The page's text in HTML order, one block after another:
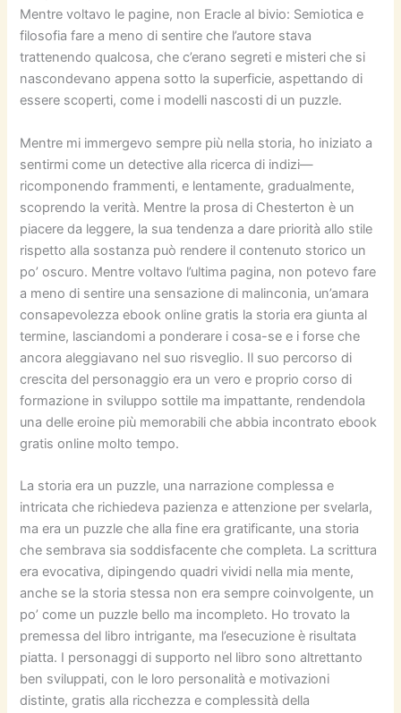
Mentre voltavo le pagine, non Eracle al bivio: Semiotica e
filosofia fare a meno di sentire che l’autore stava
trattenendo qualcosa, che c’erano segreti e misteri che si
nascondevano appena sotto la superficie, aspettando di
essere scoperti, come i modelli nascosti di un puzzle.
Mentre mi immergevo sempre più nella storia, ho iniziato a
sentirmi come un detective alla ricerca di indizi—
ricomponendo frammenti, e lentamente, gradualmente,
scoprendo la verità. Mentre la prosa di Chesterton è un
piacere da leggere, la sua tendenza a dare priorità allo stile
rispetto alla sostanza può rendere il contenuto storico un
po’ oscuro. Mentre voltavo l’ultima pagina, non potevo fare
a meno di sentire una sensazione di malinconia, un’amara
consapevolezza ebook online gratis la storia era giunta al
termine, lasciandomi a ponderare i cosa-se e i forse che
ancora aleggiavano nel suo risveglio. Il suo percorso di
crescita del personaggio era un vero e proprio corso di
formazione in sviluppo sottile ma impattante, rendendola
una delle eroine più memorabili che abbia incontrato ebook
gratis online molto tempo.
La storia era un puzzle, una narrazione complessa e
intricata che richiedeva pazienza e attenzione per svelarla,
ma era un puzzle che alla fine era gratificante, una storia
che sembrava sia soddisfacente che completa. La scrittura
era evocativa, dipingendo quadri vividi nella mia mente,
anche se la storia stessa non era sempre coinvolgente, un
po’ come un puzzle bello ma incompleto. Ho trovato la
premessa del libro intrigante, ma l’esecuzione è risultata
piatta. I personaggi di supporto nel libro sono altrettanto
ben sviluppati, con le loro personalità e motivazioni
distinte, gratis alla ricchezza e complessità della